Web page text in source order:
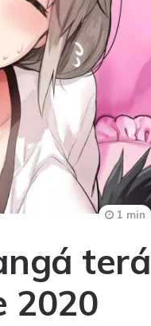
terá
2020
1 min